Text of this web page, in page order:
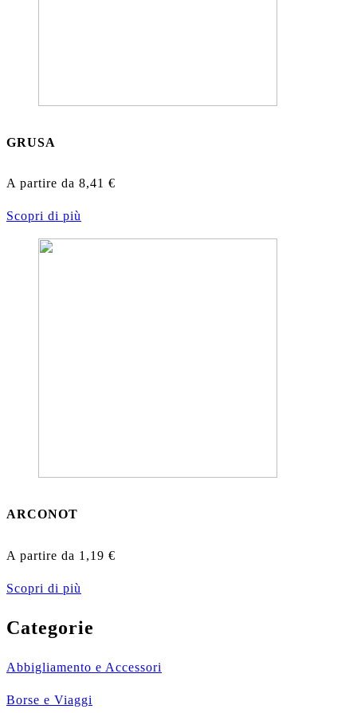
GRUSA
A partire da 8,41 €
Scopri di più
ARCONOT
A partire da 1,19 €
Scopri di più
Categorie
Abbigliamento e Accessori
Borse e Viaggi